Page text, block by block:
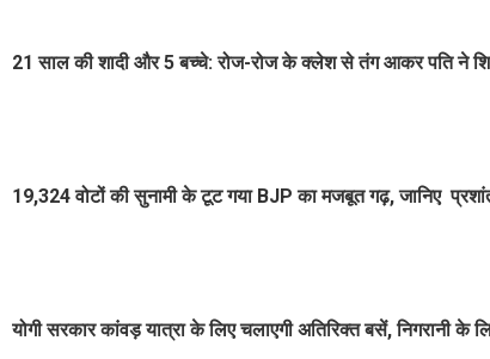
21 साल की शादी और 5 बच्चे: रोज-रोज के क्लेश से तंग आकर पति ने शिव
19,324 वोटों की सुनामी के टूट गया BJP का मजबूत गढ़, जानिए
योगी सरकार कांवड़ यात्रा के लिए चलाएगी अतिरिक्त बसें, निगरानी के